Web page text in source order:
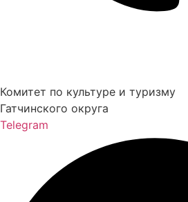
Комитет по культуре и туризму
Гатчинского округа
Telegram